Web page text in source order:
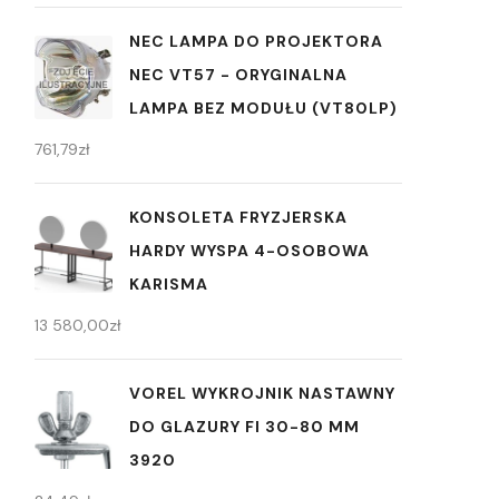
NEC LAMPA DO PROJEKTORA
NEC VT57 - ORYGINALNA
LAMPA BEZ MODUŁU (VT80LP)
761,79zł
KONSOLETA FRYZJERSKA
HARDY WYSPA 4-OSOBOWA
KARISMA
13 580,00zł
VOREL WYKROJNIK NASTAWNY
DO GLAZURY FI 30-80 MM
3920